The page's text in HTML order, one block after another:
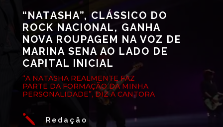
“NATASHA”, CLÁSSICO DO
ROCK NACIONAL, GANHA
NOVA ROUPAGEM NA VOZ DE
MARINA SENA AO LADO DE
CAPITAL INICIAL
“A NATASHA REALMENTE FAZ
PARTE DA FORMAÇÃO DA MINHA
PERSONALIDADE”, DIZ A CANTORA
j Redação